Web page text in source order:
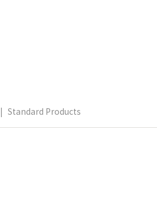
| Standard Products